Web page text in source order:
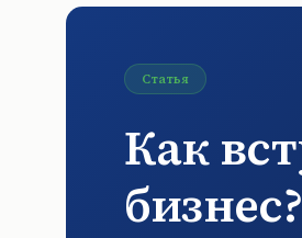
Статья
Как
бизнес?